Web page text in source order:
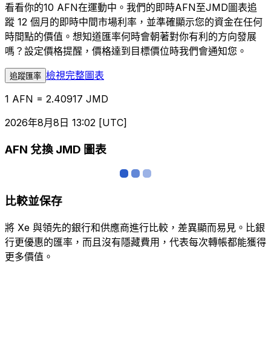
看看你的10 AFN在運動中。我們的即時AFN至JMD圖表追
蹤 12 個月的即時中間市場利率，並準確顯示您的資金在任何
時間點的價值。想知道匯率何時會朝著對你有利的方向發展
嗎？設定價格提醒，價格達到目標價位時我們會通知您。
追蹤匯率 檢視完整圖表
1 AFN = 2.40917 JMD
2026年8月8日 13:02 [UTC]
AFN 兌換 JMD 圖表
比較並保存
將 Xe 與領先的銀行和供應商進行比較，差異顯而易見。比銀
行更優惠的匯率，而且沒有隱藏費用，代表每次轉帳都能獲得
更多價值。